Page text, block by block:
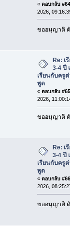
« ตอบกลับ
2026,
ขออนุญาติ
Re: เ
3-4 ปี
เรียนกับครู
พูด
« ตอบกลับ
2026,
ขออนุญาติ
Re: เ
3-4 ปี
เรียนกับครู
พูด
« ตอบกลับ
2026,
ขออนุญาติ